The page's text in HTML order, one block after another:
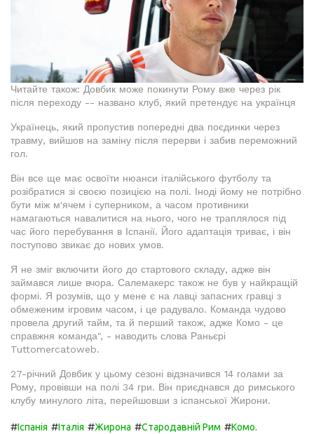
Читайте також: Довбик може покинути Рому вже через рік
після переходу -- названо клуб, який претендує на українця
Українець, який пропустив попередні два поєдинки через
травму, вийшов на заміну після перерви і забив переможний
гол.
Він все ще має освоїти нюанси італійського футболу та
розібратися зі своєю позицією на полі. Іноді йому не потрібно
бути між м'ячем і суперником, а часом противники
намагаються навалитися на нього, чого не траплялося під
час його перебування в Іспанії. Його адаптація триває, і він
поступово звикає до нових умов.
Я не зміг включити його до стартового складу, адже він
займався лише вчора. Салемакерс також не був у найкращій
формі. Я розумів, що у мене є на лавці запасних гравці з
обмеженим ігровим часом, і це радувало. Команда чудово
провела другий тайм, та й перший також, адже Комо - це
справжня команда", - наводить слова Раньєрі
Tuttomercatoweb.
27-річний Довбик у цьому сезоні відзначився 14 голами за
Рому, провівши на полі 34 гри. Він приєднався до римського
клубу минулого літа, перейшовши з іспанської Жирони.
#Іспанія #Італія #Жирона #Стародавній Рим #Комо.